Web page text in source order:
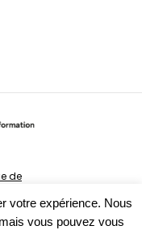
de
votre expérience. Nous
vous pouvez vous